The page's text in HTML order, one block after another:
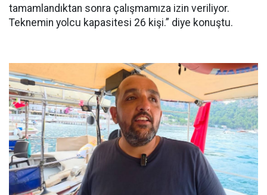
tamamlandıktan sonra çalışmamıza izin veriliyor.
Teknemin yolcu kapasitesi 26 kişi.” diye konuştu.